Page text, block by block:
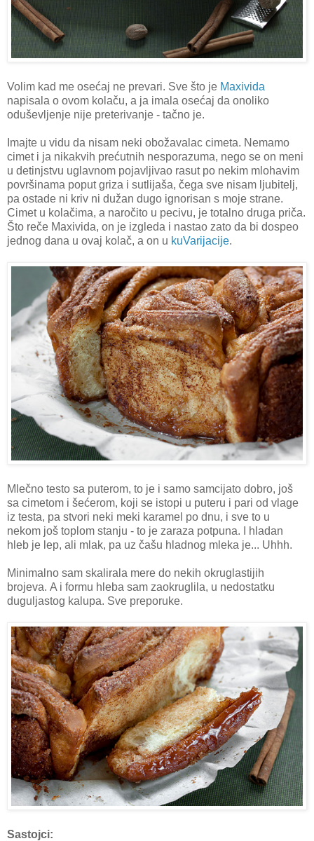
Volim kad me osećaj ne prevari. Sve što je Maxivida
napisala o ovom kolaču, a ja imala osećaj da onoliko
oduševljenje nije preterivanje - tačno je.
Imajte u vidu da nisam neki obožavalac cimeta. Nemamo
cimet i ja nikakvih prećutnih nesporazuma, nego se on meni
u detinjstvu uglavnom pojavljivao rasut po nekim mlohavim
površinama poput griza i sutlijaša, čega sve nisam ljubitelj,
pa ostade ni kriv ni dužan dugo ignorisan s moje strane.
Cimet u kolačima, a naročito u pecivu, je totalno druga priča.
Što reče Maxivida, on je izgleda i nastao zato da bi dospeo
jednog dana u ovaj kolač, a on u kuVarijacije.
Mlečno testo sa puterom, to je i samo samcijato dobro, još
sa cimetom i šećerom, koji se istopi u puteru i pari od vlage
iz testa, pa stvori neki meki karamel po dnu, i sve to u
nekom još toplom stanju - to je zaraza potpuna. I hladan
hleb je lep, ali mlak, pa uz čašu hladnog mleka je... Uhhh.
Minimalno sam skalirala mere do nekih okruglastijih
brojeva. A i formu hleba sam zaokruglila, u nedostatku
duguljastog kalupa. Sve preporuke.
Sastojci: